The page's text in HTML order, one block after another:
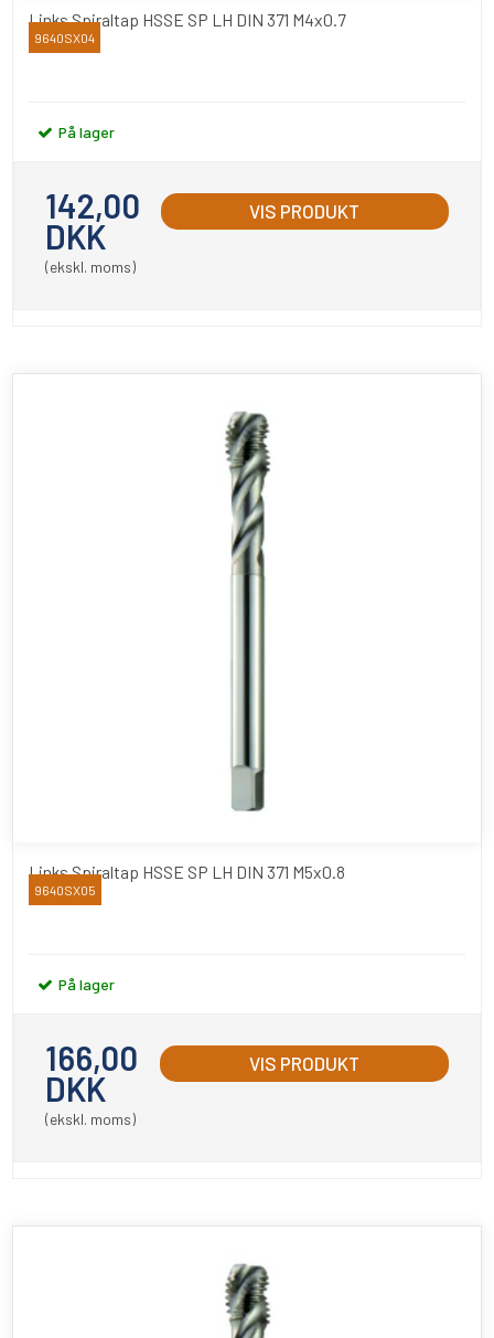
Links Spiraltap HSSE SP LH DIN 371 M4x0.7
YAMAWA
9640SX04
På lager
142,00
DKK
(ekskl. moms)
VIS PRODUKT
Links Spiraltap HSSE SP LH DIN 371 M5x0.8
YAMAWA
9640SX05
På lager
166,00
DKK
(ekskl. moms)
VIS PRODUKT